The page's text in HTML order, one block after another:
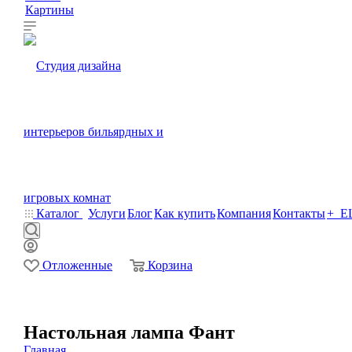
Картины
Каталог УслугиБлогКак купитьКомпанияКонтакты+
Отложенные Корзина
Настольная лампа Фант купить в Москве и по
Настольная лампа Фант